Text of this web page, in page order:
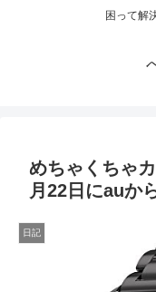
困って解
めちゃくちゃ
月22日にauか
日記